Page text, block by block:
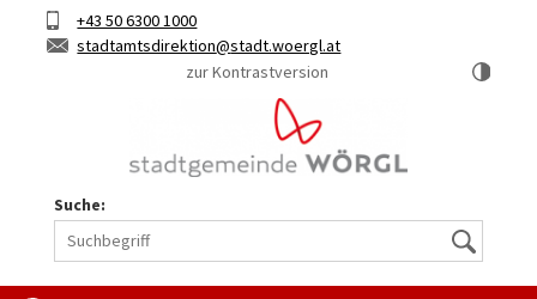
Hauptinhalt
KurztasteTelefon+43 50 6300 1000
E-
stadtamtsdirektion
stadt.woergl.at
zur Kontrastversion
Suche:
Suche